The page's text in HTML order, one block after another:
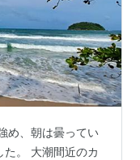
め、朝は曇ってい
た。 大潮間近のカ